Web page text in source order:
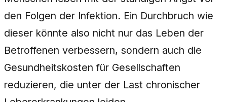
den Folgen der Infektion. Ein Durchbruch wie
dieser könnte also nicht nur das Leben der
Betroffenen verbessern, sondern auch die
Gesundheitskosten für Gesellschaften
reduzieren, die unter der Last chronischer